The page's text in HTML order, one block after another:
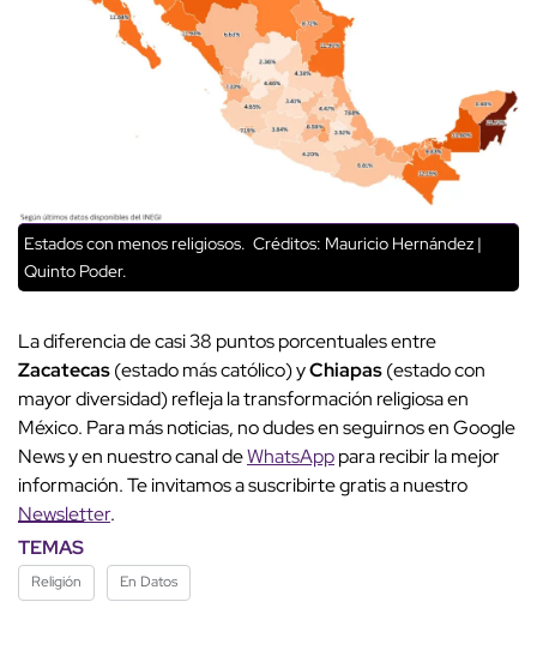
Estados con menos religiosos. Créditos: Mauricio Hernández |
Quinto Poder.
La diferencia de casi 38 puntos porcentuales entre
Zacatecas(estado más católico) yChiapas(estado con
mayor diversidad) refleja la transformación religiosa en
México. Para más noticias, no dudes en seguirnos en Google
News y en nuestro canal deWhatsApppara recibir la mejor
información. Te invitamos a suscribirte gratis a nuestro
Newsletter.
TEMAS
Religión En Datos